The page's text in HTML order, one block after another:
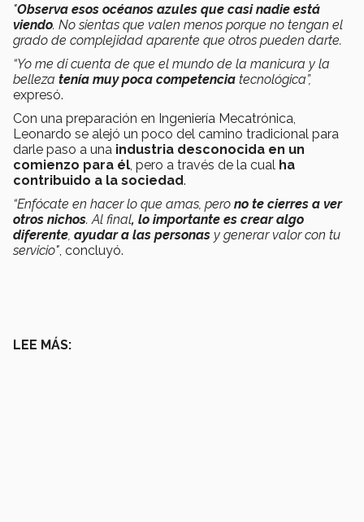
"Observa esos océanos azules que casi nadie está
viendo. No sientas que valen menos porque no tengan el
grado de complejidad aparente que otros pueden darte.
“Yo me di cuenta de que el mundo de la manicura y la
belleza tenía muy poca competencia tecnológica”,
expresó.
Con una preparación en Ingeniería Mecatrónica,
Leonardo se alejó un poco del camino tradicional para
darle paso a una industria desconocida en un
comienzo para él , pero a través de la cual ha
contribuido a la sociedad.
“Enfócate en hacer lo que amas, pero no te cierres a ver
otros nichos. Al final, lo importante es crear algo
diferente ayudar a las personas y generar valor con tu
servicio" , concluyó.
LEE MÁS: